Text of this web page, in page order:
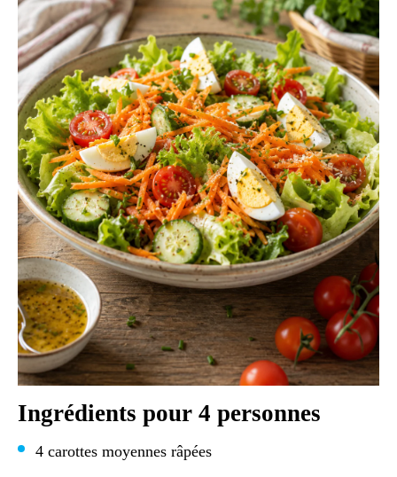
Ingrédients pour 4 personnes
4 carottes moyennes râpées